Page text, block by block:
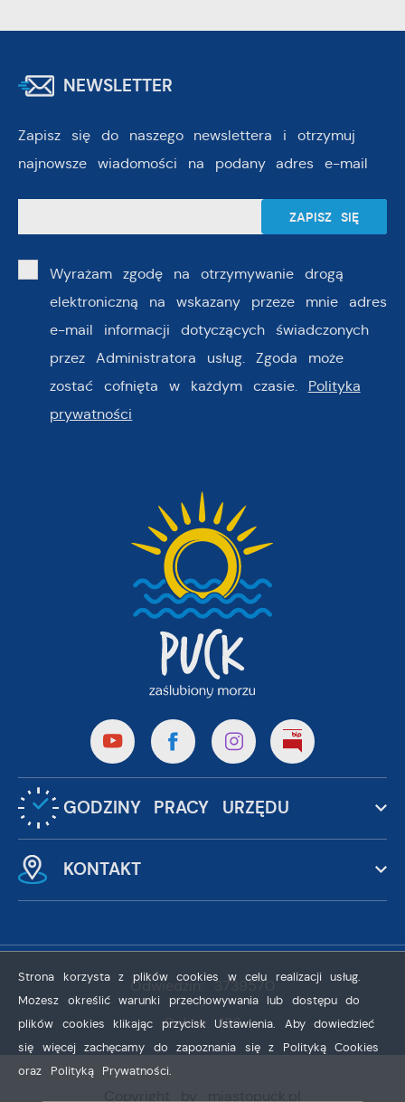
NEWSLETTER
Zapisz się do naszego newslettera i otrzymuj
najnowsze wiadomości na podany adres e-mail
Wyrażam zgodę na otrzymywanie drogą
elektroniczną na wskazany przeze mnie adres
e-mail informacji dotyczących świadczonych
przez Administratora usług. Zgoda może
zostać cofnięta w każdym czasie. Polityka
prywatności
GODZINY PRACY URZĘDU
KONTAKT
Odwiedzin: 3739570
Online: 136
Strona korzysta z plików cookies w celu realizacji usług.
Możesz określić warunki przechowywania lub dostępu do
plików cookies klikając przycisk Ustawienia. Aby dowiedzieć
się więcej zachęcamy do zapoznania się z Polityką Cookies
oraz Polityką Prywatności.ZAPISZ WYBRANE